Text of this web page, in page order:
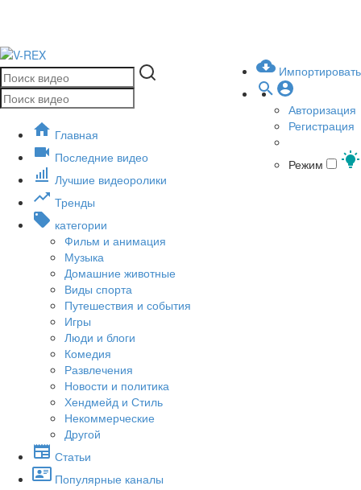
Импортировать
Авторизация
Регистрация
Режим
Главная
Последние видео
Лучшие видеоролики
Тренды
категории
Фильм и анимация
Музыка
Домашние животные
Виды спорта
Путешествия и события
Игры
Люди и блоги
Комедия
Развлечения
Новости и политика
Хендмейд и Стиль
Некоммерческие
Другой
Статьи
Популярные каналы